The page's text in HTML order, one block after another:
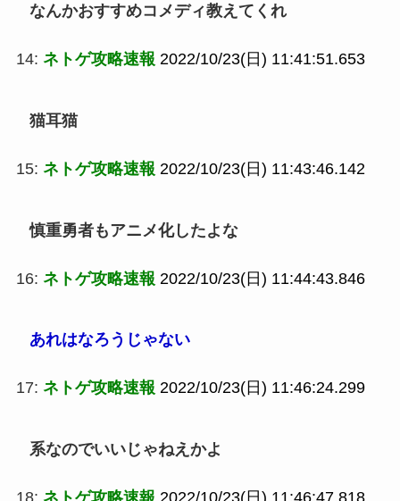
なんかおすすめコメディ教えてくれ
14: ネトゲ攻略速報 2022/10/23(日) 11:41:51.653
猫耳猫
15: ネトゲ攻略速報 2022/10/23(日) 11:43:46.142
慎重勇者もアニメ化したよな
16: ネトゲ攻略速報 2022/10/23(日) 11:44:43.846
あれはなろうじゃない
17: ネトゲ攻略速報 2022/10/23(日) 11:46:24.299
系なのでいいじゃねえかよ